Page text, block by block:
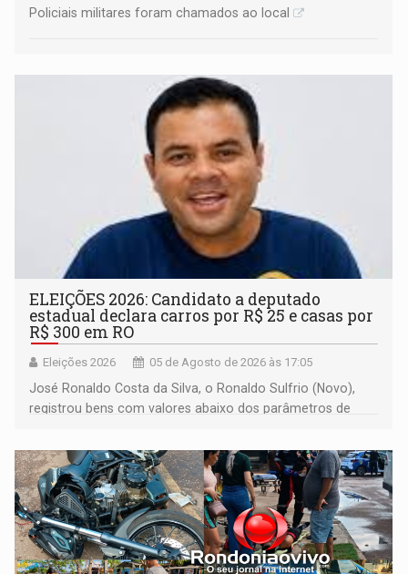
Policiais militares foram chamados ao local
ELEIÇÕES 2026: Candidato a deputado
estadual declara carros por R$ 25 e casas por
R$ 300 em RO
Eleições 2026 05 de Agosto de 2026 às 17:05
José Ronaldo Costa da Silva, o Ronaldo Sulfrio (Novo),
registrou bens com valores abaixo dos parâmetros de
milhões